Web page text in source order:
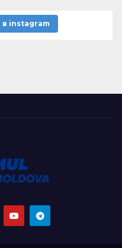
в instagram